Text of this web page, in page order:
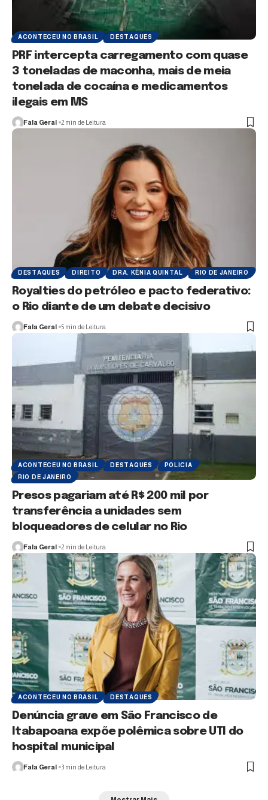
ACONTECEU NO BRASIL DESTAQUES
PRF intercepta carregamento com quase
3 toneladas de maconha, mais de meia
tonelada de cocaína e medicamentos
ilegais em MS
Fala Geral 2 min de Leitura
DESTAQUES DIREITO DRA. KÊNIA QUINTAL RIO DE JANEIRO
Royalties do petróleo e pacto federativo:
o Rio diante de um debate decisivo
Fala Geral 5 min de Leitura
ACONTECEU NO BRASIL DESTAQUES
POLICIA
RIO DE JANEIRO
Presos pagariam até R$ 200 mil por
transferência a unidades sem
bloqueadores de celular no Rio
Fala Geral 2 min de Leitura
ACONTECEU NO BRASIL DESTAQUES
Denúncia grave em São Francisco de
Itabapoana expõe polêmica sobre UTI do
hospital municipal
Fala Geral 3 min de Leitura